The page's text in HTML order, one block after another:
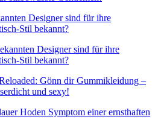
Designer sind für ihre
Stil bekannt?
Designer sind für ihre
Stil bekannt?
Gönn dir Gummikleidung –
und sexy!
Hoden Symptom einer ernsthaften